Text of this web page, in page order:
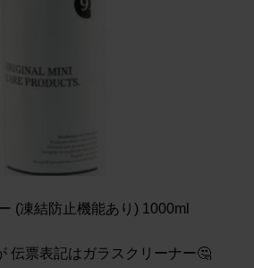
(凍結防止機能あり) 1000ml
伝票表記はガラスクリーナー🤔